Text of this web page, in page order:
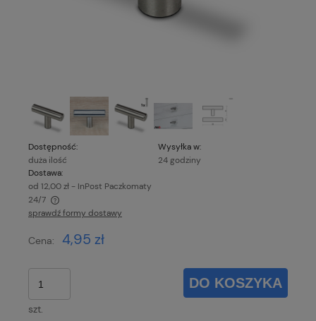
Dostępność:
duża ilość
Wysyłka w:
24 godziny
Dostawa:
od 12,00 zł - InPost Paczkomaty
24/7
Cena nie zawiera ewentualnych kosztów płatności
sprawdź formy dostawy
Cena: 4,95 zł
szt.
DO KOSZYKA